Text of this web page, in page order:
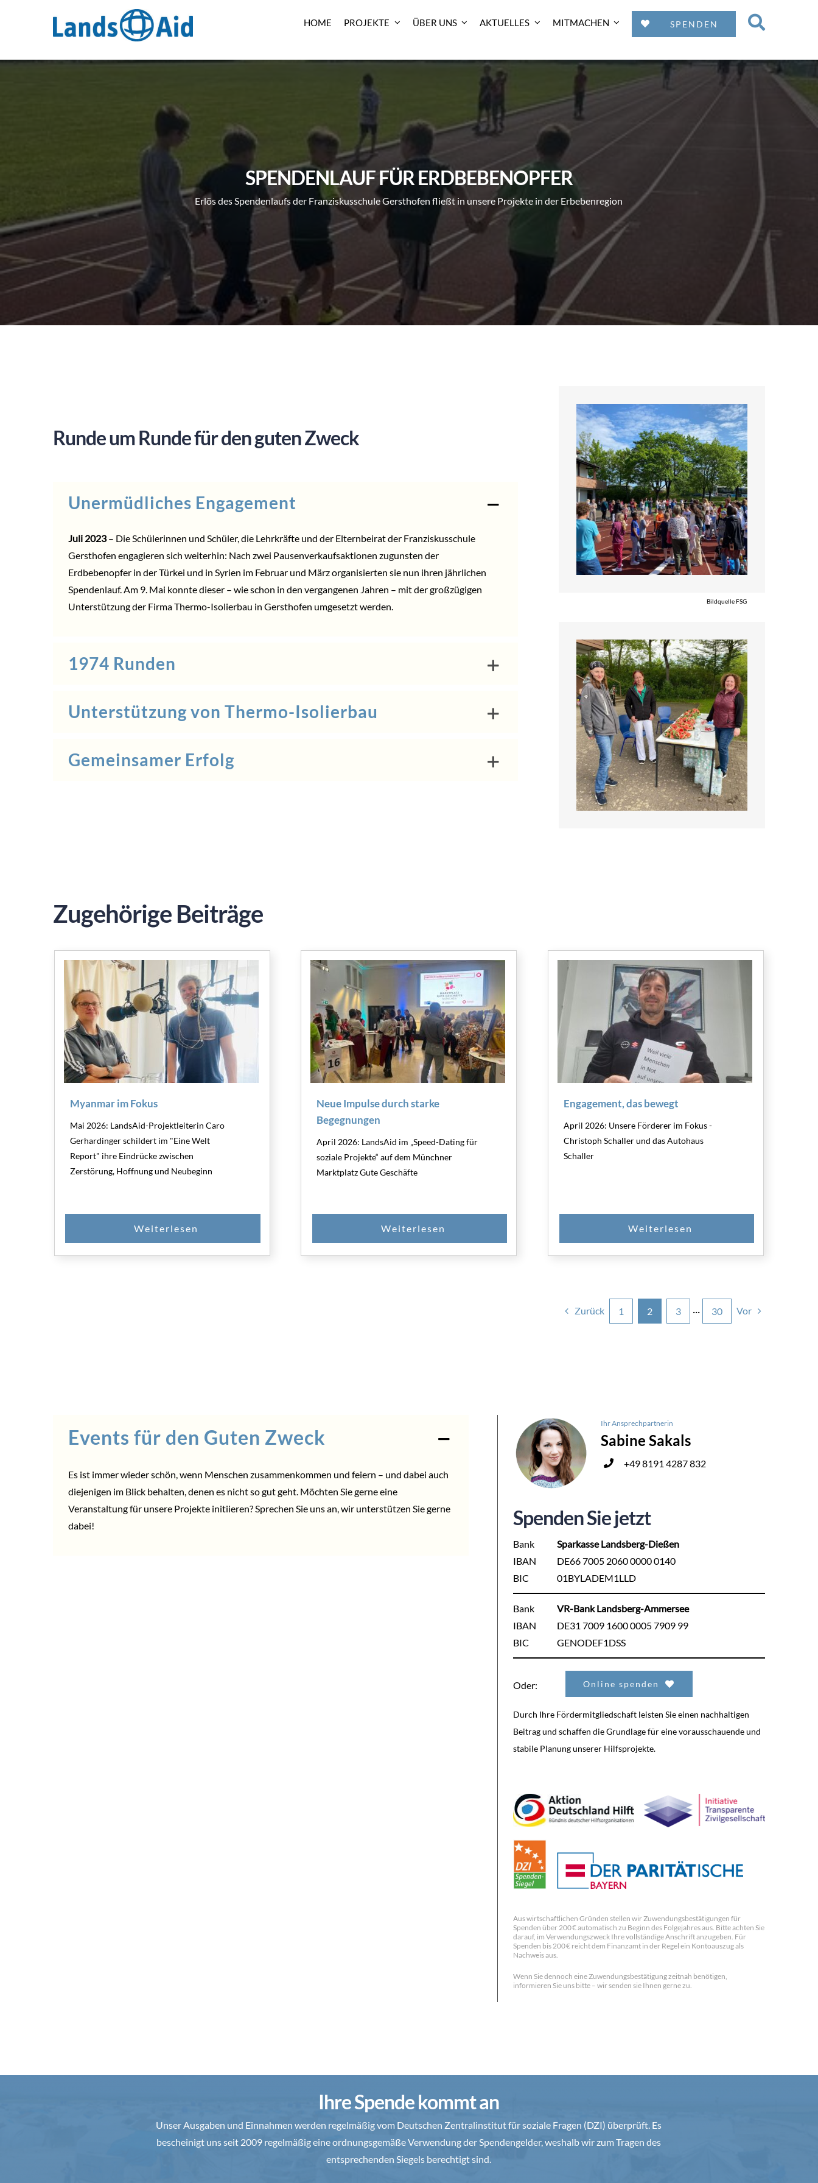
HOME PROJEKTE ÜBER UNS AKTUELLES MITMACHEN SPENDEN
SPENDENLAUF FÜR ERDBEBENOPFER
Erlös des Spendenlaufs der Franziskusschule Gersthofen fließt in unsere Projekte in der Erbebenregion
Runde um Runde für den guten Zweck
Unermüdliches Engagement
Juli 2023– Die Schülerinnen und Schüler, die Lehrkräfte und der Elternbeirat der Franziskusschule
Gersthofen engagieren sich weiterhin: Nach zwei Pausenverkaufsaktionen zugunsten der
Erdbebenopfer in der Türkei und in Syrien im Februar und März organisierten sie nun ihren jährlichen
Spendenlauf. Am 9. Mai konnte dieser – wie schon in den vergangenen Jahren – mit der großzügigen
Unterstützung der Firma Thermo-Isolierbau in Gersthofen umgesetzt werden.
1974 Runden
Unterstützung von Thermo-Isolierbau
Gemeinsamer Erfolg
Bildquelle FSG
Zugehörige Beiträge
Myanmar im Fokus
Mai 2026: LandsAid-Projektleiterin Caro
Gerhardinger schildert im "Eine Welt
Report" ihre Eindrücke zwischen
Zerstörung, Hoffnung und Neubeginn
Neue Impulse durch starke
Begegnungen
April 2026: LandsAid im „Speed-Dating für
soziale Projekte“ auf dem Münchner
Marktplatz Gute Geschäfte
Engagement, das bewegt
April 2026: Unsere Förderer im Fokus -
Christoph Schaller und das Autohaus
Schaller
Zurück 1 2 3 ··· 30 Vor
Events für den Guten Zweck
Es ist immer wieder schön, wenn Menschen zusammenkommen und feiern – und dabei auch
diejenigen im Blick behalten, denen es nicht so gut geht. Möchten Sie gerne eine
Veranstaltung für unsere Projekte initiieren? Sprechen Sie uns an, wir unterstützen Sie gerne
dabei!
Ihr Ansprechpartnerin
Sabine Sakals
+49 8191 4287 832
Spenden Sie jetzt
Bank
IBAN
BIC
Sparkasse Landsberg-Dießen
DE66 7005 2060 0000 0140
01BYLADEM1LLD
Bank
IBAN
BIC
VR-Bank Landsberg-Ammersee
DE31 7009 1600 0005 7909 99
GENODEF1DSS
Oder: Online spenden
Durch Ihre Fördermitgliedschaft leisten Sie einen nachhaltigen
Beitrag und schaffen die Grundlage für eine vorausschauende und
stabile Planung unserer Hilfsprojekte.
Aus wirtschaftlichen Gründen stellen wir Zuwendungsbestätigungen für
Spenden über 200 € automatisch zu Beginn des Folgejahres aus. Bitte achten Sie
darauf, im Verwendungszweck Ihre vollständige Anschrift anzugeben. Für
Spenden bis 200 € reicht dem Finanzamt in der Regel ein Kontoauszug als
Nachweis aus.
Wenn Sie dennoch eine Zuwendungsbestätigung zeitnah benötigen,
informieren Sie uns bitte – wir senden sie Ihnen gerne zu.
Ihre Spende kommt an
Unser Ausgaben und Einnahmen werden regelmäßig vom Deutschen Zentralinstitut für soziale Fragen (DZI) überprüft. Es
bescheinigt uns seit 2009 regelmäßig eine ordnungsgemäße Verwendung der Spendengelder, weshalb wir zum Tragen des
entsprechenden Siegels berechtigt sind.